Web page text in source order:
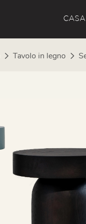
CASA
Tavolo in legno